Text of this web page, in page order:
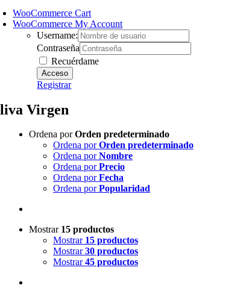
WooCommerce Cart
WooCommerce My Account
Username:
Contraseña
Recuérdame
Registrar
Virgen
Ordena porOrden predeterminado
Ordena porOrden predeterminado
Ordena porNombre
Ordena porPrecio
Ordena porFecha
Ordena porPopularidad
Mostrar 15 productos
Mostrar 15 productos
Mostrar30 productos
Mostrar45 productos